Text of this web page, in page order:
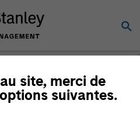
site, merci de
suivantes.
cslux@morganstanley.comsi vous